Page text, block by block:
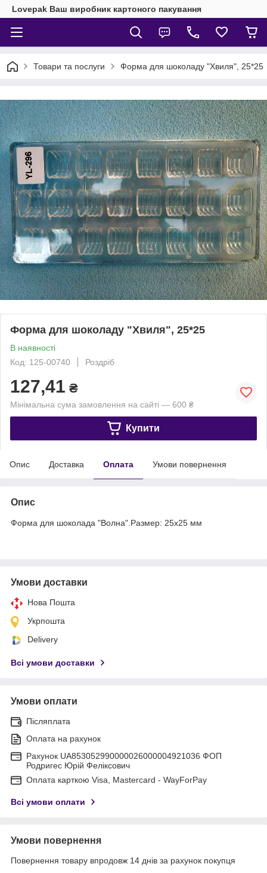
Lovepak Ваш виробник картоного пакування
Товари та послуги Форма для шоколаду "Хвиля", 25*25
Форма для шоколаду "Хвиля", 25*25
В наявності
Код: 125-00740
Роздріб
127,41 ₴
Мінімальна сума замовлення на сайті — 600 ₴
Купити
Опис Доставка Оплата Умови повернення
Опис
Форма для шоколада "Волна".Размер: 25х25 мм
Умови доставки
Нова Пошта
Укрпошта
Delivery
Всі умови доставки
Умови оплати
Післяплата
Оплата на рахунок
Рахунок UA853052990000026000004921036 ФОП
Родригес Юрій Феліксович
Оплата карткою Visa, Mastercard - WayForPay
Всі умови оплати
Умови повернення
Повернення товару впродовж 14 днів за рахунок покупця